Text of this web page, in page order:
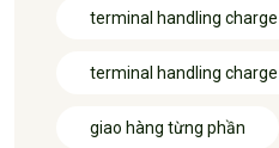
terminal handling charge
terminal handling
giao hàng từng phần